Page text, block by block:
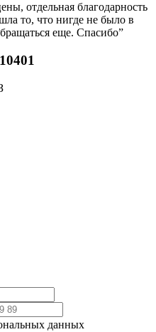
отдельная благодарность
то, что нигде не было в
еще. Спасибо”
данных